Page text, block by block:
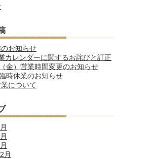
お知らせ
カレンダーに関するお詫びと訂正
金）営業時間変更のお知らせ
時休業のお知らせ
について
月